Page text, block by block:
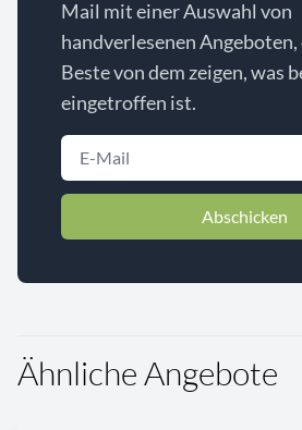
Mail mit einer Auswahl von
handverlesenen Angeboten,
Beste von dem zeigen, was
eingetroffen ist.
Abschicken
Ähnliche Angebote